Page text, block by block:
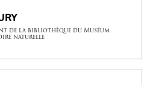
de la bibliothèque du Muséum
naturelle